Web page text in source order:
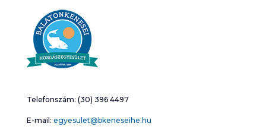
Telefonszám: (30) 396 4497
E-mail: egyesulet@bkeneseihe.hu